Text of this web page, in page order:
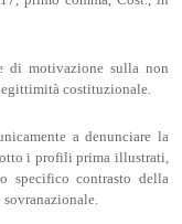
di motivazione sulla non
costituzionale.
a denunciare la
i profili prima illustrati,
specifico contrasto della